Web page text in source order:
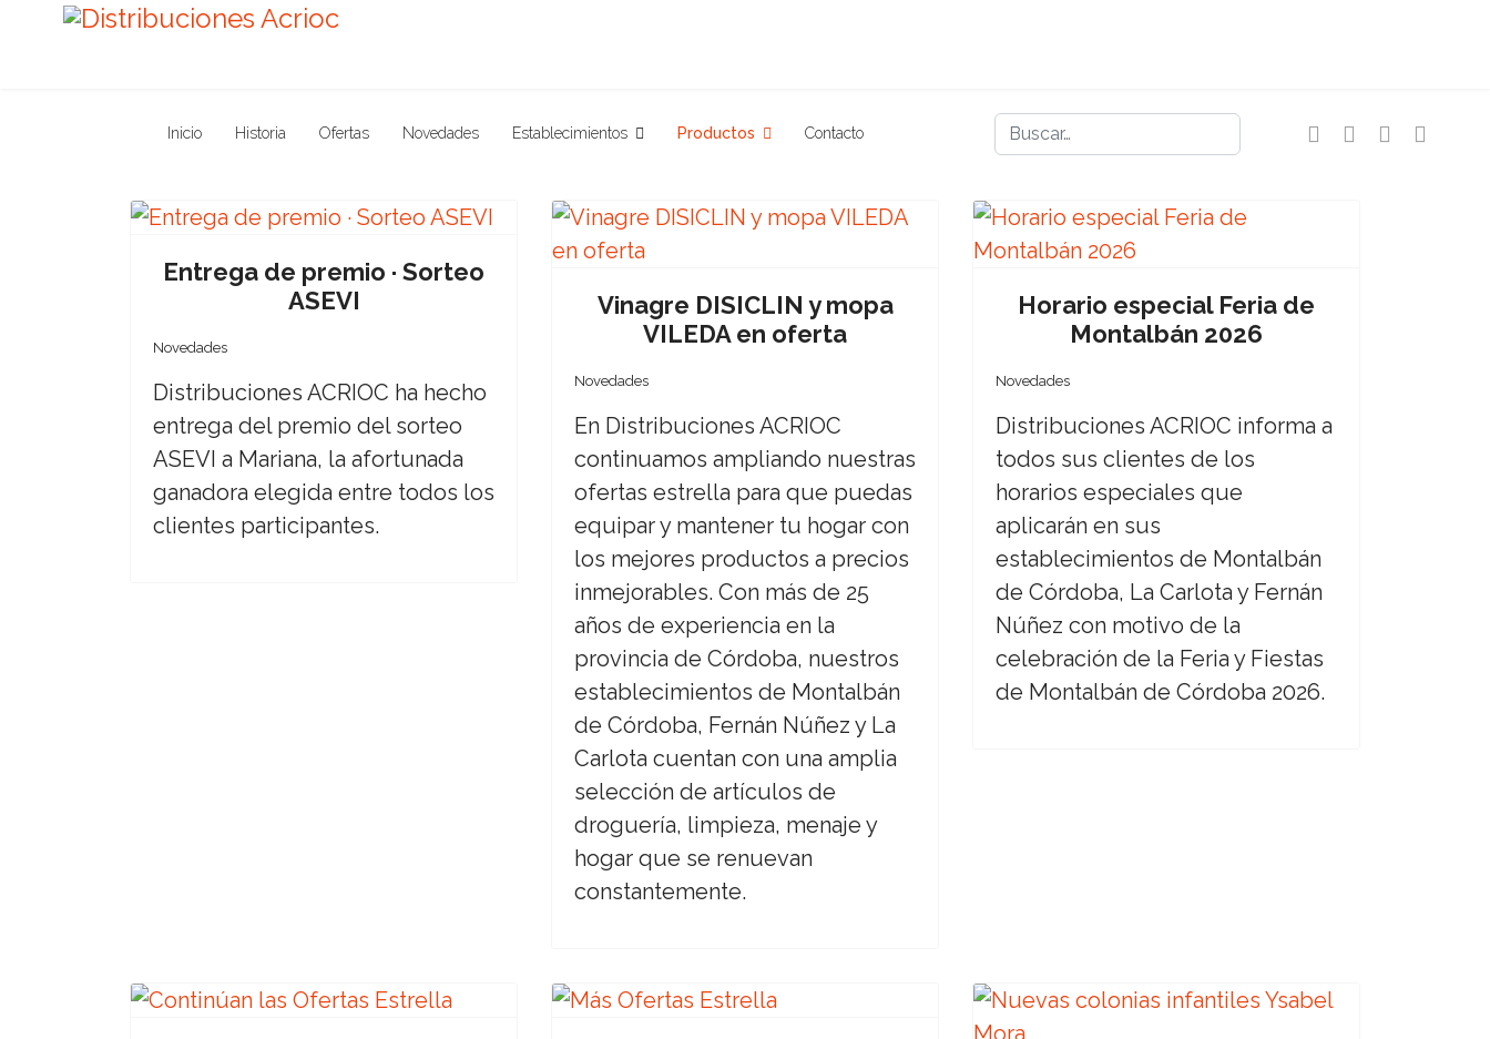
Inicio Historia Ofertas Novedades Establecimientos Productos Contacto Buscar
Entrega de premio · Sorteo
ASEVI
Novedades
Distribuciones ACRIOC ha hecho
entrega del premio del sorteo
ASEVI a Mariana, la afortunada
ganadora elegida entre todos los
clientes participantes.
Vinagre DISICLIN y mopa
VILEDA en oferta
Novedades
En Distribuciones ACRIOC
continuamos ampliando nuestras
ofertas estrella para que puedas
equipar y mantener tu hogar con
los mejores productos a precios
inmejorables. Con más de 25
años de experiencia en la
provincia de Córdoba, nuestros
establecimientos de Montalbán
de Córdoba, Fernán Núñez y La
Carlota cuentan con una amplia
selección de artículos de
droguería, limpieza, menaje y
hogar que se renuevan
constantemente.
Horario especial Feria de
Montalbán 2026
Novedades
Distribuciones ACRIOC informa a
todos sus clientes de los
horarios especiales que
aplicarán en sus
establecimientos de Montalbán
de Córdoba, La Carlota y Fernán
Núñez con motivo de la
celebración de la Feria y Fiestas
de Montalbán de Córdoba 2026.